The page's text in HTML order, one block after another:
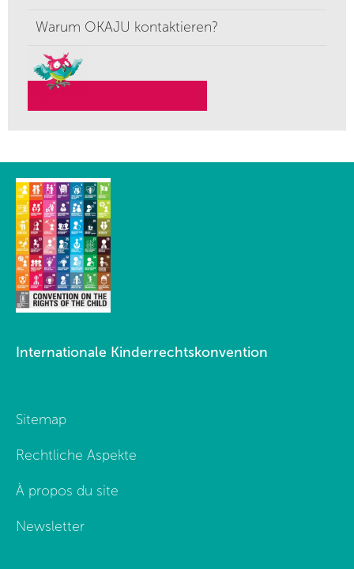
Warum OKAJU kontaktieren?
Internationale Kinderrechtskonvention
Sitemap
Rechtliche Aspekte
À propos du site
Newsletter